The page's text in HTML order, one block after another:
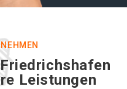
Leistungen